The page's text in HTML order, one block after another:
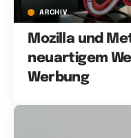
ARCHIV
Mozilla und
neuartigem
Werbung